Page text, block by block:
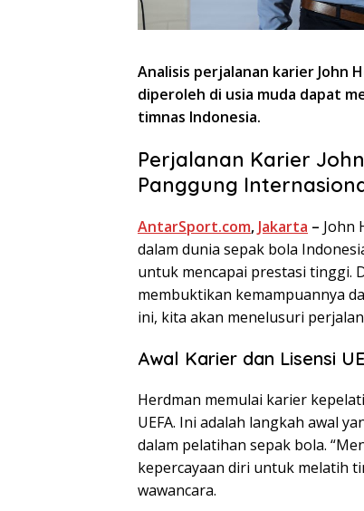
Analisis perjalanan karier John
diperoleh di usia muda dapat
timnas Indonesia.
Perjalanan Karier
Panggung
AntarSport.com, Jakarta – John
dalam dunia sepak bola
untuk mencapai prestasi tinggi.
membuktikan kemampuannya
ini, kita akan menelusuri
Awal Karier dan Lisensi
Herdman memulai karier
UEFA. Ini adalah langkah awal
dalam pelatihan sepak bola.
kepercayaan diri untuk melatih
wawancara.